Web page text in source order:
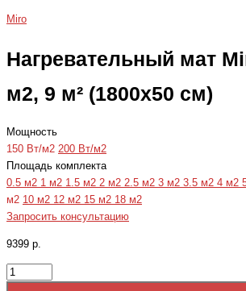
Miro
Нагревательный мат
м2, 9 м² (1800x50 см)
Мощность
150 Вт/м2 200 Вт/м2
Площадь комплекта
0.5 м2 1 м2 1.5 м2 2 м2 2.5 м2 3 м2 3.5 м2 4 м2
м2 10 м2 12 м2 15 м2 18 м2
Запросить консультацию
9399 р.